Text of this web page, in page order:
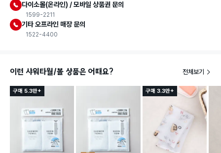
다이소몰(온라인) / 모바일 상품권 문의
1599-2211
기타 오프라인 매장 문의
1522-4400
이런 샤워타월/볼 상품은 어때요? 전체보기
구매 5.3만+ 구매 3.3만+